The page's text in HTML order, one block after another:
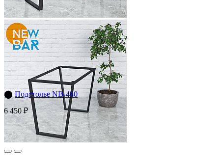
⬤ Подстолье NB-480
6 450 ₽